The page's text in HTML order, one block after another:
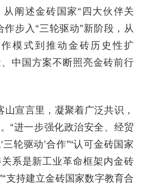
阐述金砖国家“四大伙伴关
作步入“三轮驱动”新阶段，从
模式到推动金砖历史性扩
中国方案不断照亮金砖前行
宣言里，凝聚着广泛共识，
“进一步强化政治安全、经贸
轮驱动’合作”“认可金砖国家
系是新工业革命框架内金砖
支持建立金砖国家数字教育合